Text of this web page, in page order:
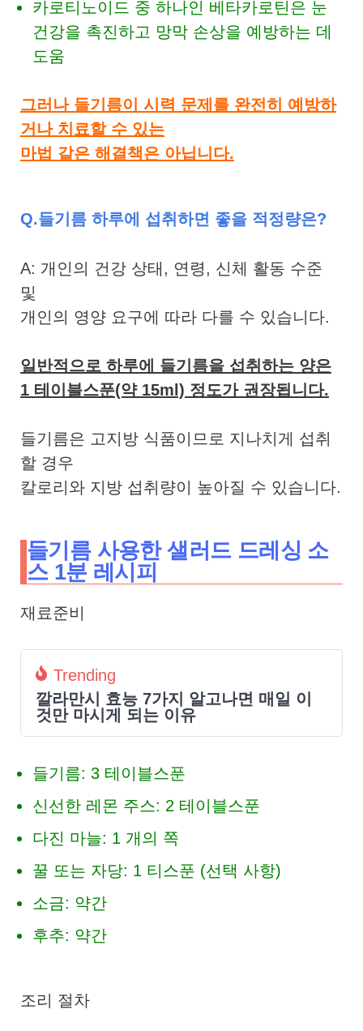
카로티노이드 중 하나인 베타카로틴은 눈
건강을 촉진하고 망막 손상을 예방하는 데
도움
그러나 들기름이 시력 문제를 완전히 예방하
거나 치료할 수 있는
마법 같은 해결책은 아닙니다.
Q.들기름 하루에 섭취하면 좋을 적정량은?
A: 개인의 건강 상태, 연령, 신체 활동 수준
및
개인의 영양 요구에 따라 다를 수 있습니다.
일반적으로 하루에 들기름을 섭취하는 양은
1 테이블스푼(약 15ml) 정도가 권장됩니다.
들기름은 고지방 식품이므로 지나치게 섭취
할 경우
칼로리와 지방 섭취량이 높아질 수 있습니다.
들기름 사용한 샐러드 드레싱 소
스 1분 레시피
재료준비
Trending
깔라만시 효능 7가지 알고나면 매일 이
것만 마시게 되는 이유
들기름: 3 테이블스푼
신선한 레몬 주스: 2 테이블스푼
다진 마늘: 1 개의 쪽
꿀 또는 자당: 1 티스푼 (선택 사항)
소금: 약간
후추: 약간
조리 절차